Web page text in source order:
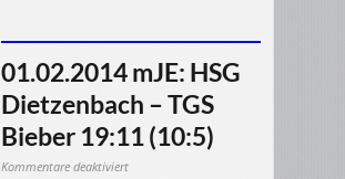
01.02.2014 mJE: HSG
Dietzenbach – TGS
Bieber 19:11 (10:5)
Kommentare deaktiviertfür